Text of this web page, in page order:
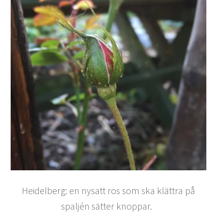
Heidelberg: en nysatt ros som ska klättra på
spaljén sätter knoppar.